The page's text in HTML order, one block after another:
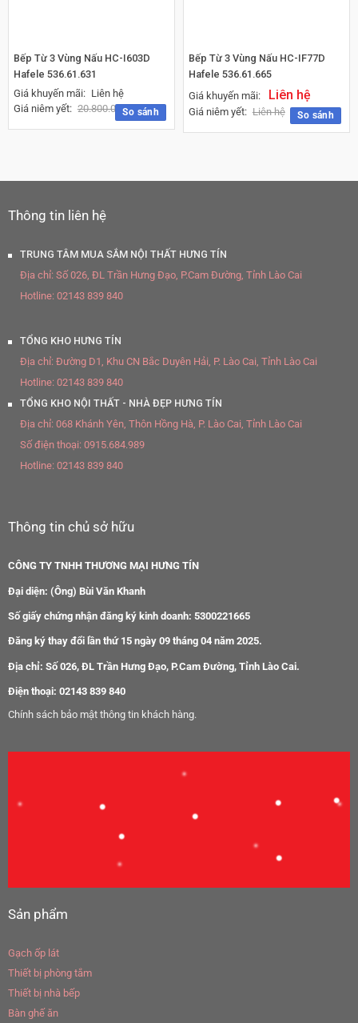
So sánh
Bếp Từ 3 Vùng Nấu HC-I603D
Hafele 536.61.631
Giá khuyến mãi: Liên hệ
Giá niêm yết: 20.800.000₫
So sánh
Bếp Từ 3 Vùng Nấu HC-IF77D
Hafele 536.61.665
Giá khuyến mãi:
Liên hệ
Giá niêm yết: Liên hệ
Thông tin liên hệ
TRUNG TÂM MUA SẮM NỘI THẤT HƯNG TÍN
Địa chỉ: Số 026, ĐL Trần Hưng Đạo, P.Cam Đường, Tỉnh Lào Cai
Hotline: 02143 839 840
TỔNG KHO HƯNG TÍN
Địa chỉ: Đường D1, Khu CN Bắc Duyên Hải, P. Lào Cai, Tỉnh Lào Cai
Hotline: 02143 839 840
TỔNG KHO NỘI THẤT - NHÀ ĐẸP HƯNG TÍN
Địa chỉ: 068 Khánh Yên, Thôn Hồng Hà, P. Lào Cai, Tỉnh Lào Cai
Số điện thoại: 0915.684.989
Hotline: 02143 839 840
Thông tin chủ sở hữu
CÔNG TY TNHH THƯƠNG MẠI HƯNG TÍN
Đại diện: (Ông) Bùi Văn Khanh
Số giấy chứng nhận đăng ký kinh doanh: 5300221665
Đăng ký thay đổi lần thứ 15 ngày 09 tháng 04 năm 2025.
Địa chỉ: Số 026, ĐL Trần Hưng Đạo, P.Cam Đường, Tỉnh Lào Cai.
Điện thoại: 02143 839 840
Chính sách bảo mật thông tin khách hàng.
Sản phẩm
Gạch ốp lát
Thiết bị phòng tắm
Thiết bị nhà bếp
Bàn ghế ăn